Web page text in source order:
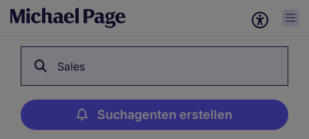
Sales
Suchagenten erstellen